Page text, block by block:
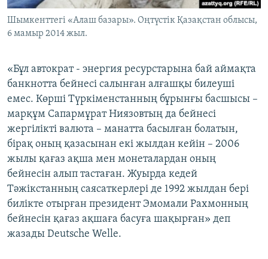
Шымкенттегі «Алаш базары». Оңтүстік Қазақстан облысы,
6 мамыр 2014 жыл.
«Бұл автократ - энергия ресурстарына бай аймақта
банкнотта бейнесі салынған алғашқы билеуші
емес. Көрші Түркіменстанның бұрынғы басшысы –
марқұм Сапармұрат Ниязовтың да бейнесі
жергілікті валюта – манатта басылған болатын,
бірақ оның қазасынан екі жылдан кейін – 2006
жылы қағаз ақша мен монеталардан оның
бейнесін алып тастаған. Жуырда кедей
Тәжікстанның саясаткерлері де 1992 жылдан бері
билікте отырған президент Эмомали Рахмонның
бейнесін қағаз ақшаға басуға шақырған» деп
жазады Deutsche Welle.